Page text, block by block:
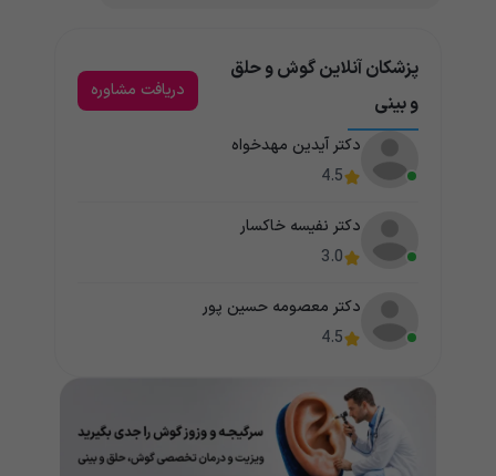
پزشکان آنلاین گوش و حلق
و بینی
دریافت مشاوره
دکتر آیدین مهدخواه
4.5
دکتر نفیسه خاکسار
3.0
دکتر معصومه حسین پور
4.5